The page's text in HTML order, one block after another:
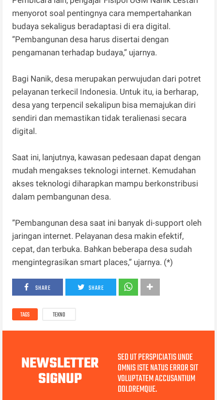
menyorot soal pentingnya cara mempertahankan
budaya sekaligus beradaptasi di era digital.
”Pembangunan desa harus disertai dengan
pengamanan terhadap budaya,” ujarnya.
Bagi Nanik, desa merupakan perwujudan dari potret
pelayanan terkecil Indonesia. Untuk itu, ia berharap,
desa yang terpencil sekalipun bisa memajukan diri
sendiri dan memastikan tidak teralienasi secara
digital.
Saat ini, lanjutnya, kawasan pedesaan dapat dengan
mudah mengakses teknologi internet. Kemudahan
akses teknologi diharapkan mampu berkonstribusi
dalam pembangunan desa.
”Pembangunan desa saat ini banyak di-support oleh
jaringan internet. Pelayanan desa makin efektif,
cepat, dan terbuka. Bahkan beberapa desa sudah
mengintegrasikan smart places,” ujarnya. (*)
SHARE SHARE
TAGS TEKNO
NEWSLETTER
SIGNUP
SED UT PERSPICIATIS UNDE
OMNIS ISTE NATUS ERROR SIT
VOLUPTATEM ACCUSANTIUM
DOLOREMQUE.